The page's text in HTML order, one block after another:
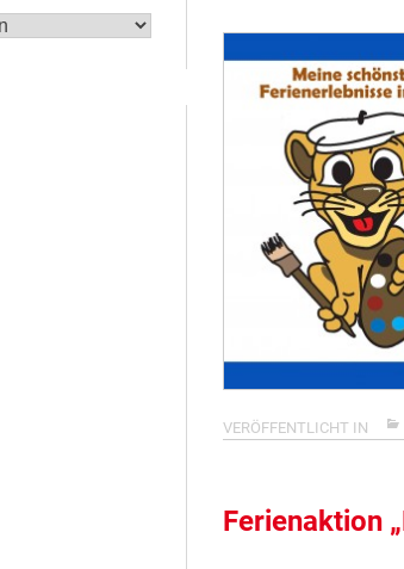
VERÖFFENTLICHT IN
Ferienaktion